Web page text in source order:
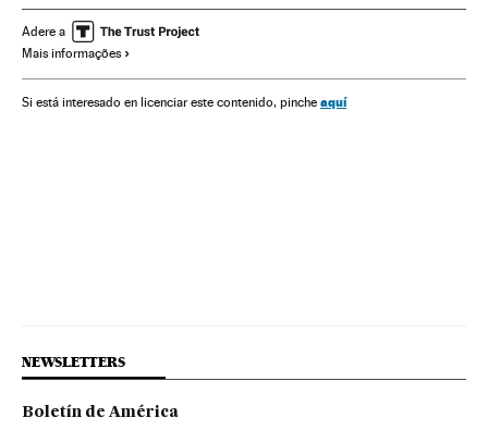
Ataques con atropelamento
Estado Rio de Janeiro
Delitos tráfego Acidentes América Latina
Adere a
Mais informações
Si está interesado en licenciar este contenido, pinche aquí
NEWSLETTERS
Boletín de América